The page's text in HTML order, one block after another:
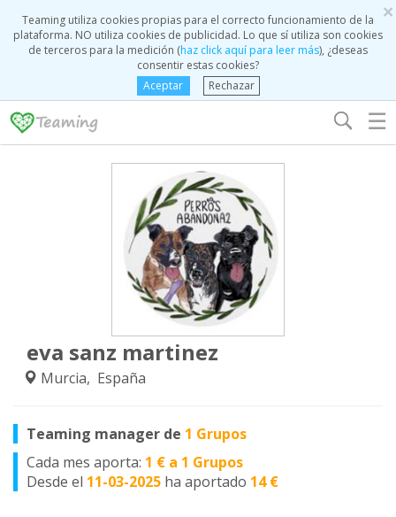
×
Teaming utiliza cookies propias para el correcto funcionamiento de la
plataforma. NO utiliza cookies de publicidad. Lo que sí utiliza son cookies
de terceros para la medición (haz click aquí para leer más), ¿deseas
consentir estas cookies?
Aceptar
Rechazar
☰
eva sanz martinez
Murcia, España
Teaming manager de 1 Grupos
Cada mes aporta: 1 € a 1 Grupos
Desde el 11-03-2025 ha aportado 14 €